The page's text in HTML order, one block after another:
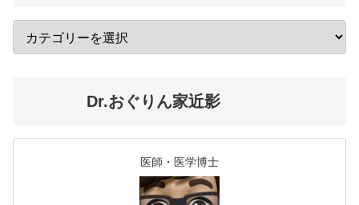
Dr.おぐりん家近影
医師・医学博士